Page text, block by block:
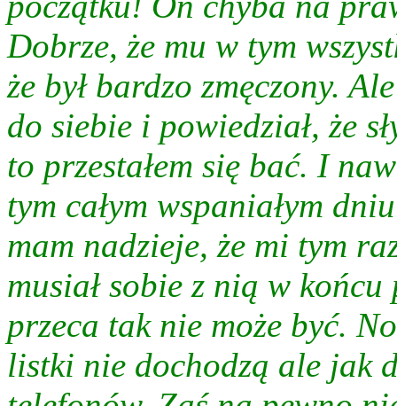
Dobrze, że mu w tym
że był bardzo zmęczony.
do siebie i powiedział, że
to przestałem się bać. I
tym całym wspaniałym
mam nadzieje, że mi tym
musiał sobie z nią w
przeca tak nie może być.
listki nie dochodzą ale jak